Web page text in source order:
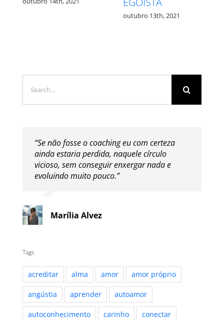
for:
“Se não fosse o coaching eu com certeza
ainda estaria perdida, naquele círculo
vicioso, sem conseguir enxergar nada e
evoluindo muito pouco.”
Marília Alvez
Tags
acreditar alma amor amor próprio
angústia aprender autoamor
autoconhecimento carinho conectar